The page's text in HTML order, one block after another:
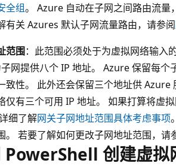
全组。 Azure 自动在子网之间路由流
有关 Azures 默认子网流量路由，请参阅
范围：此范围必须处于为虚拟网络输入
网提供八个 IP 地址。 Azure 保留每个
致性。 此外还会保留三个地址供
仅有三个可用 IP 地址。 如果打算将虚
细了解网关子网地址范围具体考虑事项
。 若要了解如何更改子网地址范围，请
PowerShell 创建虚拟